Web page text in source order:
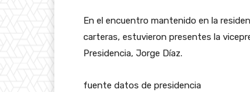
En el encuentro mantenido en la
carteras, estuvieron presentes la
Presidencia, Jorge Díaz.
fuente datos de presidencia